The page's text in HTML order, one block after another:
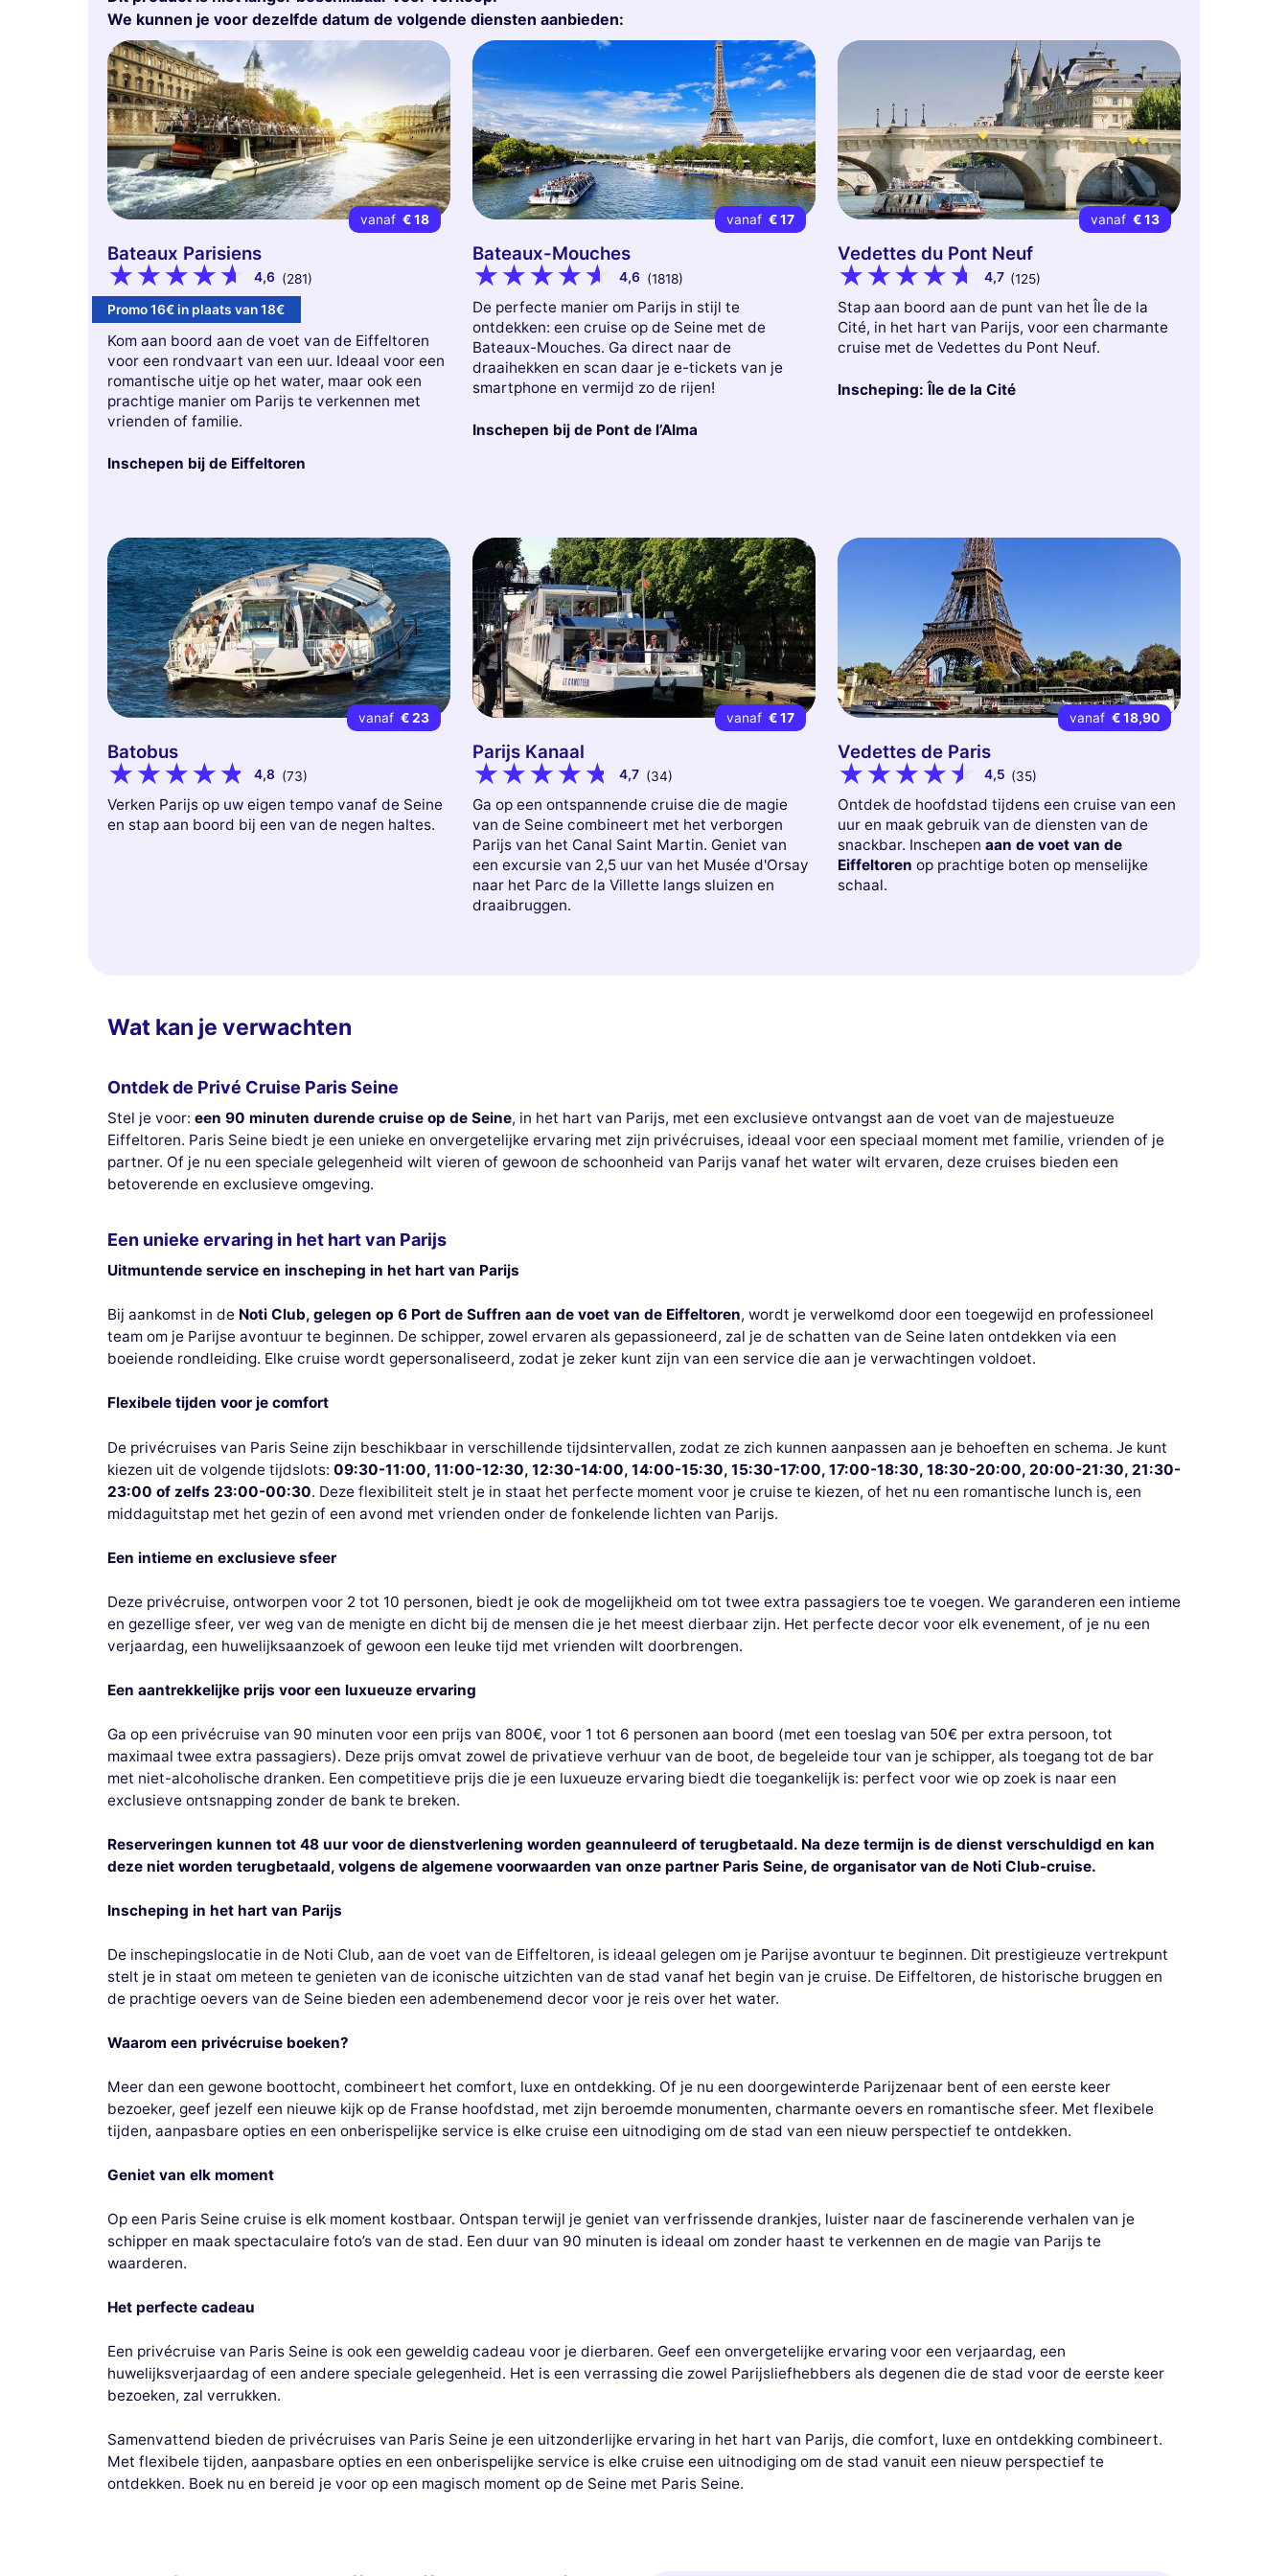
We kunnen je voor dezelfde datum de volgende diensten aanbieden:
vanaf € 18
Bateaux Parisiens
4,6 (281)
Promo 16€ in plaats van 18€
Kom aan boord aan de voet van de Eiffeltoren
voor een rondvaart van een uur. Ideaal voor een
romantische uitje op het water, maar ook een
prachtige manier om Parijs te verkennen met
vrienden of familie.
Inschepen bij de Eiffeltoren
vanaf € 17
Bateaux-Mouches
4,6 (1818)
De perfecte manier om Parijs in stijl te
ontdekken: een cruise op de Seine met de
Bateaux-Mouches. Ga direct naar de
draaihekken en scan daar je e-tickets van je
smartphone en vermijd zo de rijen!
Inschepen bij de Pont de l’Alma
vanaf € 13
Vedettes du Pont Neuf
4,7 (125)
Stap aan boord aan de punt van het Île de la
Cité, in het hart van Parijs, voor een charmante
cruise met de Vedettes du Pont Neuf.
Inscheping: Île de la Cité
vanaf € 23
Batobus
4,8 (73)
Verken Parijs op uw eigen tempo vanaf de Seine
en stap aan boord bij een van de negen haltes.
vanaf € 17
Parijs Kanaal
4,7 (34)
Ga op een ontspannende cruise die de magie
van de Seine combineert met het verborgen
Parijs van het Canal Saint Martin. Geniet van
een excursie van 2,5 uur van het Musée d'Orsay
naar het Parc de la Villette langs sluizen en
draaibruggen.
vanaf € 18,90
Vedettes de Paris
4,5 (35)
Ontdek de hoofdstad tijdens een cruise van een
uur en maak gebruik van de diensten van de
snackbar. Inschepen aan de voet van de
Eiffeltoren op prachtige boten op menselijke
schaal.
Wat kan je verwachten
Ontdek de Privé Cruise Paris Seine
Stel je voor: een 90 minuten durende cruise op de Seine, in het hart van Parijs, met een exclusieve ontvangst aan de voet van de majestueuze
Eiffeltoren. Paris Seine biedt je een unieke en onvergetelijke ervaring met zijn privécruises, ideaal voor een speciaal moment met familie, vrienden of je
partner. Of je nu een speciale gelegenheid wilt vieren of gewoon de schoonheid van Parijs vanaf het water wilt ervaren, deze cruises bieden een
betoverende en exclusieve omgeving.
Een unieke ervaring in het hart van Parijs
Uitmuntende service en inscheping in het hart van Parijs
Bij aankomst in de Noti Club, gelegen op 6 Port de Suffren aan de voet van de Eiffeltoren, wordt je verwelkomd door een toegewijd en professioneel
team om je Parijse avontuur te beginnen. De schipper, zowel ervaren als gepassioneerd, zal je de schatten van de Seine laten ontdekken via een
boeiende rondleiding. Elke cruise wordt gepersonaliseerd, zodat je zeker kunt zijn van een service die aan je verwachtingen voldoet.
Flexibele tijden voor je comfort
De privécruises van Paris Seine zijn beschikbaar in verschillende tijdsintervallen, zodat ze zich kunnen aanpassen aan je behoeften en schema. Je kunt
kiezen uit de volgende tijdslots: 09:30-11:00, 11:00-12:30, 12:30-14:00, 14:00-15:30, 15:30-17:00, 17:00-18:30, 18:30-20:00, 20:00-21:30, 21:30-
23:00 of zelfs 23:00-00:30. Deze flexibiliteit stelt je in staat het perfecte moment voor je cruise te kiezen, of het nu een romantische lunch is, een
middaguitstap met het gezin of een avond met vrienden onder de fonkelende lichten van Parijs.
Een intieme en exclusieve sfeer
Deze privécruise, ontworpen voor 2 tot 10 personen, biedt je ook de mogelijkheid om tot twee extra passagiers toe te voegen. We garanderen een intieme
en gezellige sfeer, ver weg van de menigte en dicht bij de mensen die je het meest dierbaar zijn. Het perfecte decor voor elk evenement, of je nu een
verjaardag, een huwelijksaanzoek of gewoon een leuke tijd met vrienden wilt doorbrengen.
Een aantrekkelijke prijs voor een luxueuze ervaring
Ga op een privécruise van 90 minuten voor een prijs van 800€, voor 1 tot 6 personen aan boord (met een toeslag van 50€ per extra persoon, tot
maximaal twee extra passagiers). Deze prijs omvat zowel de privatieve verhuur van de boot, de begeleide tour van je schipper, als toegang tot de bar
met niet-alcoholische dranken. Een competitieve prijs die je een luxueuze ervaring biedt die toegankelijk is: perfect voor wie op zoek is naar een
exclusieve ontsnapping zonder de bank te breken.
Reserveringen kunnen tot 48 uur voor de dienstverlening worden geannuleerd of terugbetaald. Na deze termijn is de dienst verschuldigd en kan
deze niet worden terugbetaald, volgens de algemene voorwaarden van onze partner Paris Seine, de organisator van de Noti Club-cruise.
Inscheping in het hart van Parijs
De inschepingslocatie in de Noti Club, aan de voet van de Eiffeltoren, is ideaal gelegen om je Parijse avontuur te beginnen. Dit prestigieuze vertrekpunt
stelt je in staat om meteen te genieten van de iconische uitzichten van de stad vanaf het begin van je cruise. De Eiffeltoren, de historische bruggen en
de prachtige oevers van de Seine bieden een adembenemend decor voor je reis over het water.
Waarom een privécruise boeken?
Meer dan een gewone boottocht, combineert het comfort, luxe en ontdekking. Of je nu een doorgewinterde Parijzenaar bent of een eerste keer
bezoeker, geef jezelf een nieuwe kijk op de Franse hoofdstad, met zijn beroemde monumenten, charmante oevers en romantische sfeer. Met flexibele
tijden, aanpasbare opties en een onberispelijke service is elke cruise een uitnodiging om de stad van een nieuw perspectief te ontdekken.
Geniet van elk moment
Op een Paris Seine cruise is elk moment kostbaar. Ontspan terwijl je geniet van verfrissende drankjes, luister naar de fascinerende verhalen van je
schipper en maak spectaculaire foto’s van de stad. Een duur van 90 minuten is ideaal om zonder haast te verkennen en de magie van Parijs te
waarderen.
Het perfecte cadeau
Een privécruise van Paris Seine is ook een geweldig cadeau voor je dierbaren. Geef een onvergetelijke ervaring voor een verjaardag, een
huwelijksverjaardag of een andere speciale gelegenheid. Het is een verrassing die zowel Parijsliefhebbers als degenen die de stad voor de eerste keer
bezoeken, zal verrukken.
Samenvattend bieden de privécruises van Paris Seine je een uitzonderlijke ervaring in het hart van Parijs, die comfort, luxe en ontdekking combineert.
Met flexibele tijden, aanpasbare opties en een onberispelijke service is elke cruise een uitnodiging om de stad vanuit een nieuw perspectief te
ontdekken. Boek nu en bereid je voor op een magisch moment op de Seine met Paris Seine.